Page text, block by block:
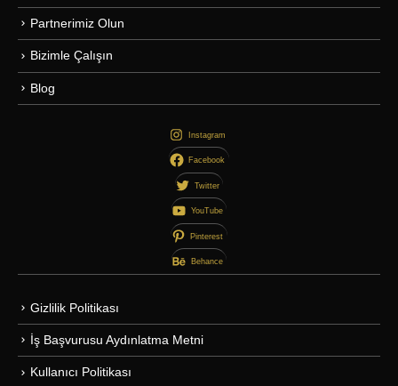
Partnerimiz Olun
Bizimle Çalışın
Blog
Instagram
Facebook
Twitter
YouTube
Pinterest
Behance
Gizlilik Politikası
İş Başvurusu Aydınlatma Metni
Kullanıcı Politikası